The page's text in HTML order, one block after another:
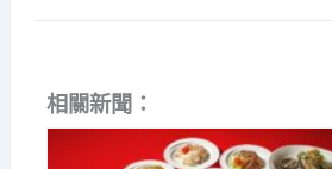
相關新聞：